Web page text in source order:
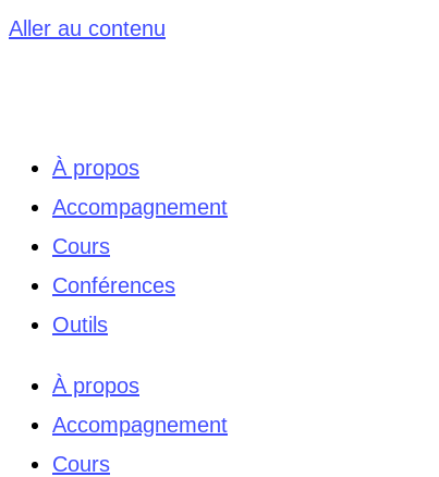
Aller au contenu
À propos
Accompagnement
Cours
Conférences
Outils
À propos
Accompagnement
Cours